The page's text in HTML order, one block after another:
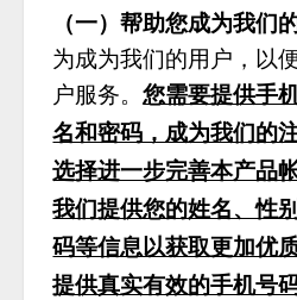
（一）帮助您成为我们
为成为我们的用户，以
户服务。您需要提供手
名和密码，成为我们的
选择进一步完善本产品
我们提供您的姓名、性
码等信息以获取更加优
提供真实有效的手机号